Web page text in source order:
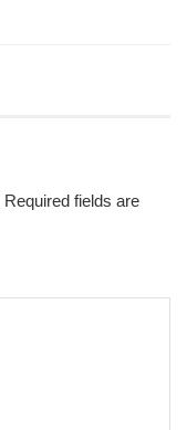
Required fields are